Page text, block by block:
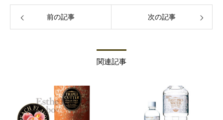
前の記事 次の記事
関連記事